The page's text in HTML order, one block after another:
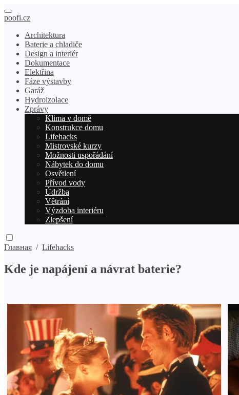
poofi.cz
Architektura
Baterie a chladiče
Design a interiér
Dokumentace
Elektřina
Fáze výstavby
Garáž
Hydroizolace
Zprávy
Klima v domě
Konstrukce domu
Lifehacks
Mistrovské kurzy
Možnosti uspořádání
Nábytek do domu
Osvětlení
Přívod vody
Údržba
Větrání
Výzdoba interiéru
Zlepšení
Главная / Lifehacks
Kde je napájení a návrat baterie?